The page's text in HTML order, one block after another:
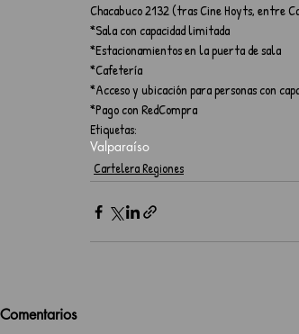
Chacabuco 2132 (tras Cine Hoyts, entre
*Sala con capacidad limitada
*Estacionamientos en la puerta de sala
*Cafetería
*Acceso y ubicación para personas con
*Pago con RedCompra
Etiquetas:
Valparaíso
Cartelera Regiones
Comentarios